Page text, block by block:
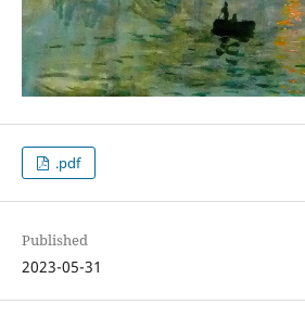
.pdf
Published
2023-05-31